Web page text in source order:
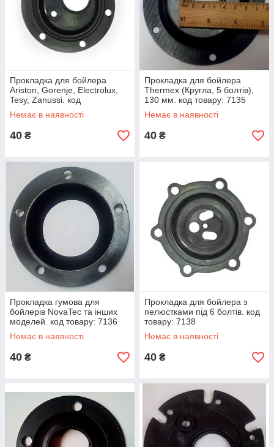
Прокладка для бойлера
Ariston, Gorenje, Electrolux,
Tesy, Zanussi. код
товара:7134
Немає в наявності
40 ₴
Прокладка для бойлера
Thermex (Кругла, 5 болтів),
130 мм. код товару: 7135
Немає в наявності
40 ₴
Прокладка гумова для
бойлерів NovaTec та інших
моделей. код товару: 7136
Немає в наявності
40 ₴
Прокладка для бойлера з
пелюстками під 6 болтів. код
товару: 7138
Немає в наявності
40 ₴